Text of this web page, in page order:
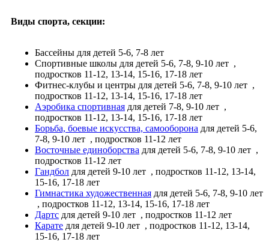
Виды спорта, секции:
Бассейны для детей 5-6, 7-8 лет
Спортивные школы для детей 5-6, 7-8, 9-10 лет ,
подростков 11-12, 13-14, 15-16, 17-18 лет
Фитнес-клубы и центры для детей 5-6, 7-8, 9-10 лет ,
подростков 11-12, 13-14, 15-16, 17-18 лет
Аэробика спортивная для детей 7-8, 9-10 лет ,
подростков 11-12, 13-14, 15-16, 17-18 лет
Борьба, боевые искусства, самооборона для детей 5-6,
7-8, 9-10 лет , подростков 11-12 лет
Восточные единоборства для детей 5-6, 7-8, 9-10 лет ,
подростков 11-12 лет
Гандбол для детей 9-10 лет , подростков 11-12, 13-14,
15-16, 17-18 лет
Гимнастика художественная для детей 5-6, 7-8, 9-10 лет
, подростков 11-12, 13-14, 15-16, 17-18 лет
Дартс для детей 9-10 лет , подростков 11-12 лет
Карате для детей 9-10 лет , подростков 11-12, 13-14,
15-16, 17-18 лет